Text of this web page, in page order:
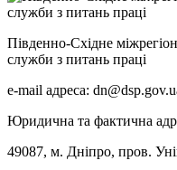
Південно-Східне
служби з питань праці
e-mail адреса:
Юридична та фактична
49087, м. Дніпро, пров.